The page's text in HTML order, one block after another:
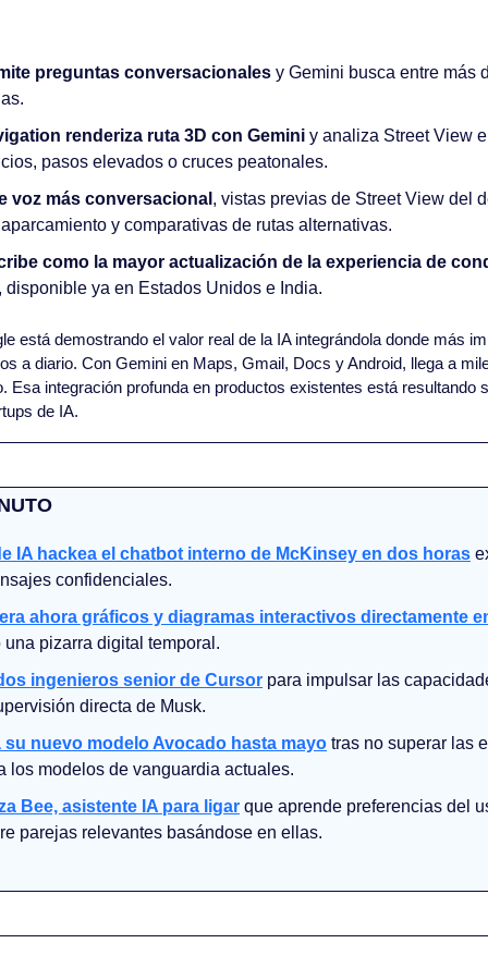
preguntas conversacionales y Gemini busca entre más
renderiza ruta 3D con Gemini y analiza Street View
pasos elevados o cruces peatonales.
voz más conversacional , vistas previas de Street View del
y comparativas de rutas alternativas.
como la mayor actualización de la experiencia de
disponible ya en Estados Unidos e India.
está demostrando el valor real de la IA integrándola donde más
a diario. Con Gemini en Maps, Gmail, Docs y Android, llega a
Esa integración profunda en productos existentes está resultando
de IA.
IA hackea el chatbot interno de McKinsey en dos horas
confidenciales.
ahora gráficos y diagramas interactivos directamente
pizarra digital temporal.
ingenieros senior de Cursor para impulsar las
directa de Musk.
su nuevo modelo Avocado hasta mayo tras no superar las
los modelos de vanguardia actuales.
Bee, asistente IA para ligar que aprende preferencias del
parejas relevantes basándose en ellas.